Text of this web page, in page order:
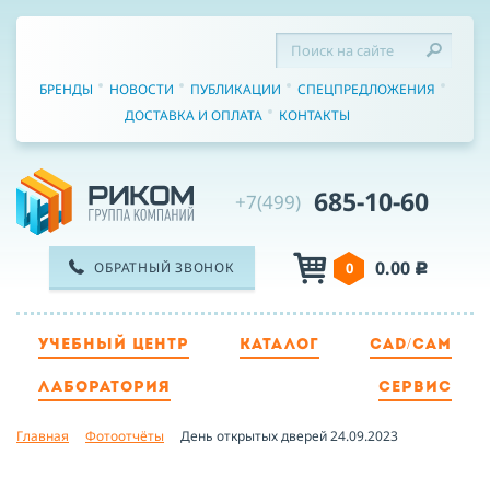
БРЕНДЫ НОВОСТИ ПУБЛИКАЦИИ
СПЕЦПРЕДЛОЖЕНИЯ
ДОСТАВКА И ОПЛАТА
КОНТАКТЫ
+7(499) 685-10-60
ОБРАТНЫЙ ЗВОНОК 0 0.00 c
УЧЕБНЫЙ ЦЕНТР КАТАЛОГ CAD/CAM
ЛАБОРАТОРИЯ СЕРВИС
Главная Фотоотчёты День открытых дверей 24.09.2023